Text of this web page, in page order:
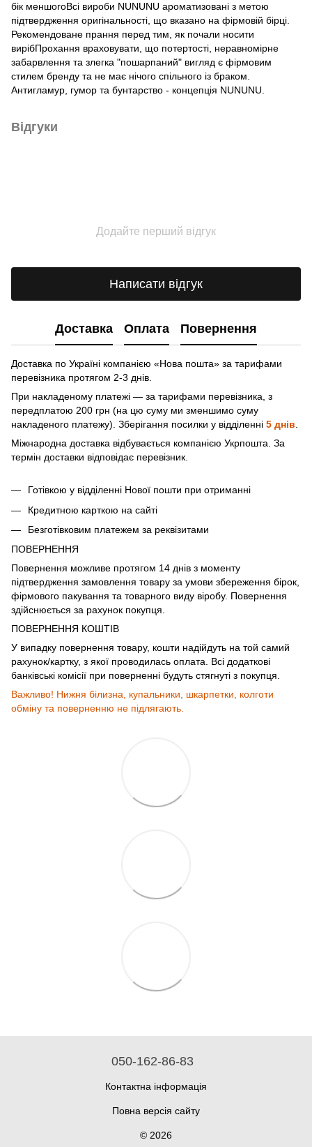
бік меншогоВсі вироби NUNUNU ароматизовані з метою
підтвердження оригінальності, що вказано на фірмовій бірці.
Рекомендоване прання перед тим, як почали носити
вирібПрохання враховувати, що потертості, неравномірне
забарвлення та злегка "пошарпаний" вигляд є фірмовим
стилем бренду та не має нічого спільного із браком.
Антигламур, гумор та бунтарство - концепція NUNUNU.
Відгуки
Додайте перший відгук
Написати відгук
Доставка Оплата Повернення
Доставка по Україні компанією «Нова пошта» зa тарифами
перевізника протягом 2-3 днів.
При накладеному платежі — за тарифами перевізника, з
передплатою 200 грн (на цю суму ми зменшимо суму
накладеного платежу). Зберігання посилки у відділенні 5 днів
Міжнародна доставка відбувається компанією Укрпошта. За
термін доставки відповідає перевізник.
Готівкою у відділенні Нової пошти при отриманні
Кредитною карткою на сайті
Безготівковим платежем за реквізитами
ПОВЕРНЕННЯ
Повернення можливе протягом 14 днів з моменту
підтвердження замовлення товару за умови збереження бірок,
фірмового пакування та товарного виду віробу. Повернення
здійснюється за рахунок покупця.
ПОВЕРНЕННЯ КОШТІВ
У випадку повернення товару, кошти надійдуть на той самий
рахунок/картку, з якої проводилась оплата. Всі додаткові
банківські комісії при поверненні будуть стягнуті з покупця.
Важливо! Нижня білизна, купальники, шкарпетки, колготи
обміну та поверненню не підлягають.
050-162-86-83
Контактна інформація
Повна версія сайту
© 2026